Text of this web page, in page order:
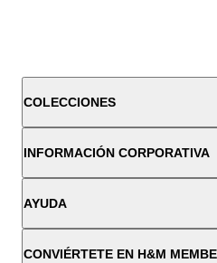
COLECCIONES
INFORMACIÓN CORPORATIVA
AYUDA
CONVIÉRTETE EN H&M